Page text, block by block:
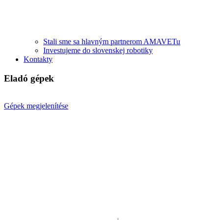
Stali sme sa hlavným partnerom AMAVETu
Investujeme do slovenskej robotiky
Kontakty
Eladó gépek
Gépek megjelenítése